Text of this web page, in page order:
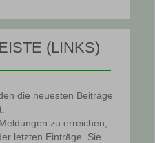
(LINKS)
die neuesten Beiträge
zu erreichen,
letzten Einträge. Sie